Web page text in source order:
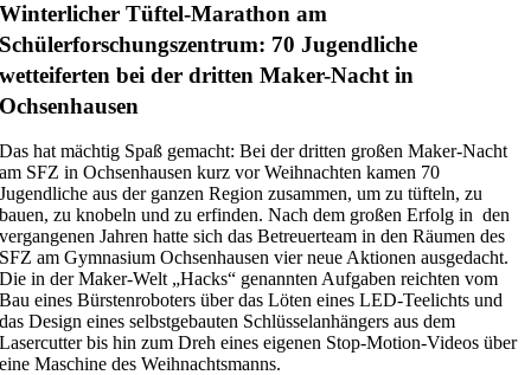
Winterlicher Tüftel-Marathon am
Schülerforschungszentrum: 70 Jugendliche
wetteiferten bei der dritten Maker-Nacht in
Ochsenhausen
Das hat mächtig Spaß gemacht: Bei der dritten großen Maker-Nacht
am SFZ in Ochsenhausen kurz vor Weihnachten kamen 70
Jugendliche aus der ganzen Region zusammen, um zu tüfteln, zu
bauen, zu knobeln und zu erfinden. Nach dem großen Erfolg in den
vergangenen Jahren hatte sich das Betreuerteam in den Räumen des
SFZ am Gymnasium Ochsenhausen vier neue Aktionen ausgedacht.
Die in der Maker-Welt „Hacks“ genannten Aufgaben reichten vom
Bau eines Bürstenroboters über das Löten eines LED-Teelichts und
das Design eines selbstgebauten Schlüsselanhängers aus dem
Lasercutter bis hin zum Dreh eines eigenen Stop-Motion-Videos über
eine Maschine des Weihnachtsmanns.